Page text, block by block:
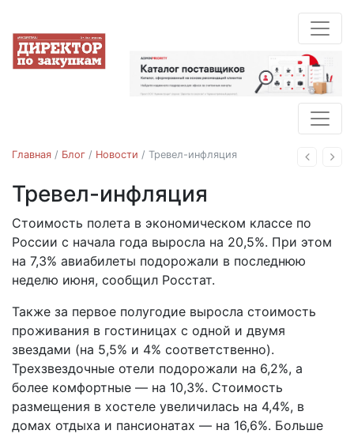
Назад
Главная / Блог / Новости / Тревел-инфляция
Новости
Тревел-инфляция
28.07.2022
Стоимость полета в экономическом классе по
России с начала года выросла на 20,5%. При этом
на 7,3% авиабилеты подорожали в последнюю
неделю июня, сообщил Росстат.
Также за первое полугодие выросла cтоимость
проживания в гостиницах с одной и двумя
звездами (на 5,5% и 4% соответственно).
Трехзвездочные отели подорожали на 6,2%, а
более комфортные — на 10,3%. Стоимость
размещения в хостеле увеличилась на 4,4%, в
домах отдыха и пансионатах — на 16,6%. Больше